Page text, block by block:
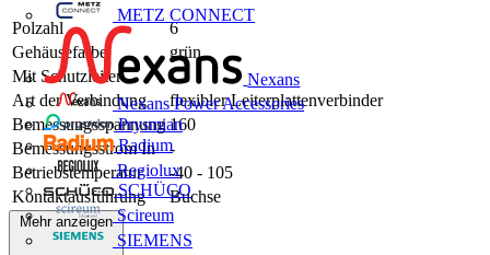
METZ CONNECT
Nexans
Nexans Power Accessories
Prysmian
Radium
Regiolux
SCHÜCO
Scireum
SIEMENS
Polzahl
6
Gehäusefarbe
grün
Mit Schutzleiter
-
Art der Verbindung
flexibler Leiterplattenverbinder
Bemessungsspannung 160
Bemessungsstrom In
-
Betriebstemperatur
-40 - 105
Kontaktausführung
Buchse
Mehr anzeigen